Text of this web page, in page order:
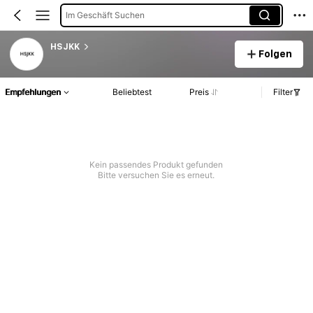
Im Geschäft Suchen
HSJKK
Folgen
Empfehlungen Beliebtest Preis Filter
Kein passendes Produkt gefunden
Bitte versuchen Sie es erneut.